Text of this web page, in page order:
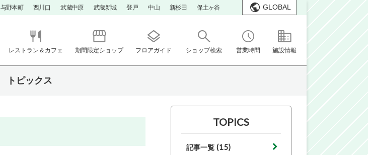
与野本町 西川口 武蔵中原 武蔵新城 登戸 中山 新杉田 保土ヶ谷 GLOBAL
レストラン＆カフェ 期間限定ショップ フロアガイド ショップ検索 営業時間 施設情報
トピックス
TOPICS
記事一覧 (15)